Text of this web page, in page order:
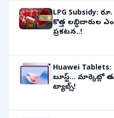
LPG Subsidy:
కొత్త లబ్ధిదారుల
ప్రకటన..!
Huawei Tablets:
బూస్ట్... మార్కెట్లో
ట్యాబ్స్!